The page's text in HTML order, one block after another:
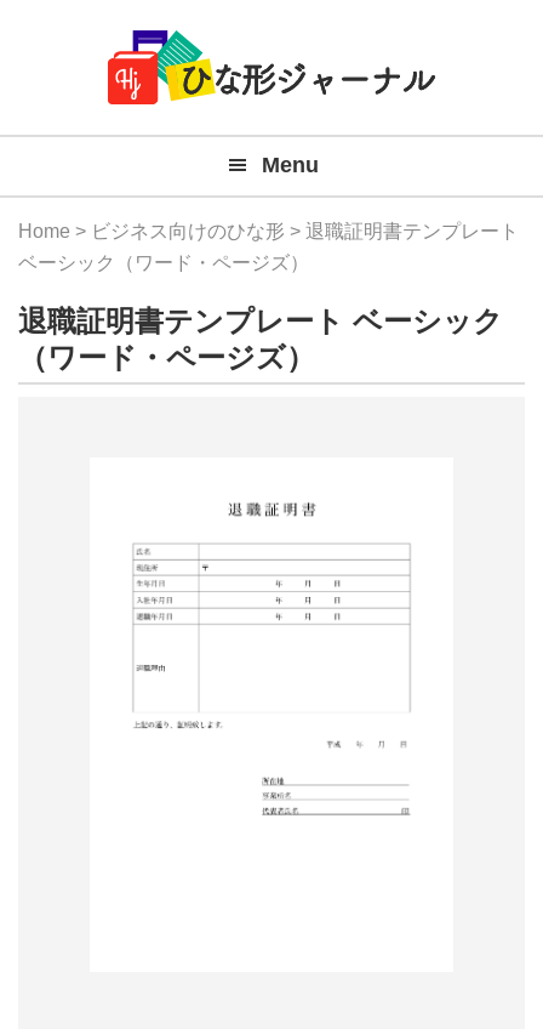
Navigation
料
テ
プ
ー
Menu
Home > ビジネス向けのひな形 > 退職証明書テンプレート
ベーシック（ワード・ページズ）
退職証明書テンプレート ベーシック
（ワード・ページズ）